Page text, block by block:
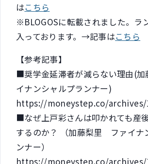
はこちら
※BLOGOSに転載されました。ラ
入っております。→記事はこちら
【参考記事】
■奨学金延滞者が減らない理由(
イナンシャルプランナー)
https://moneystep.co/archives/
■なぜ上戸彩さんは叩かれても産
するのか？ （加藤梨里 ファイナ
ンナー）
https://moneystep.co/archives/